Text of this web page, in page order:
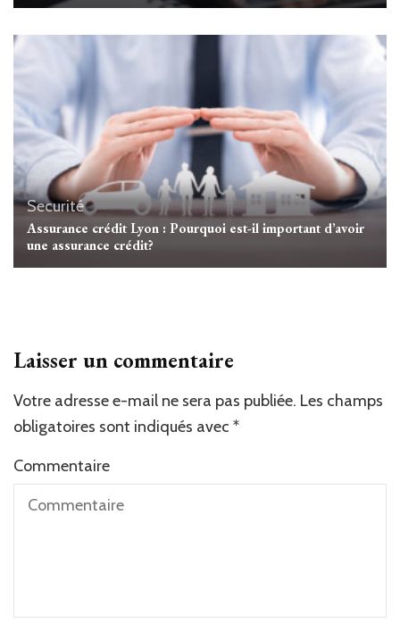
Securité
Assurance crédit Lyon : Pourquoi est-il important d’avoir
une assurance crédit?
Laisser un commentaire
Votre adresse e-mail ne sera pas publiée. Les champs
obligatoires sont indiqués avec *
Commentaire
Alternative: